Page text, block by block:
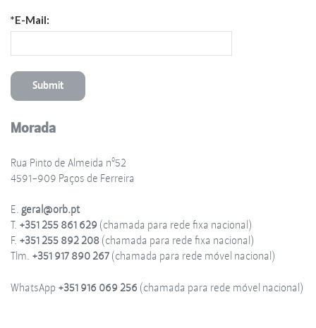
*E-Mail:
Morada
Rua Pinto de Almeida nº52
4591-909 Paços de Ferreira
E. geral@orb.pt
T. +351 255 861 629 (chamada para rede fixa nacional)
F. +351 255 892 208(chamada para rede fixa nacional)
Tlm. +351 917 890 267(chamada para rede móvel nacional)
WhatsApp +351 916 069 256 (chamada para rede móvel nacional)